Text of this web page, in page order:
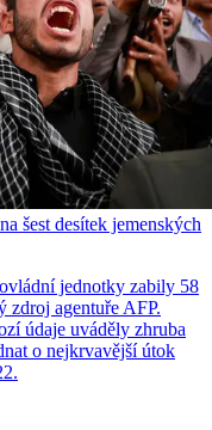
šest desítek jemenských
jednotky zabily 58
zdroj agentuře AFP.
údaje uváděly zhruba
o nejkrvavější útok